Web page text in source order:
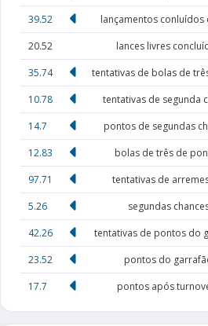
39.52
lançamentos conluídos
20.52
lances livres
35.74
tentativas de bolas de
10.78
tentativas de segunda
14.7
pontos de segundas
12.83
bolas de três de
97.71
tentativas de
5.26
segundas
42.26
tentativas de pontos do
23.52
pontos do
17.7
pontos após